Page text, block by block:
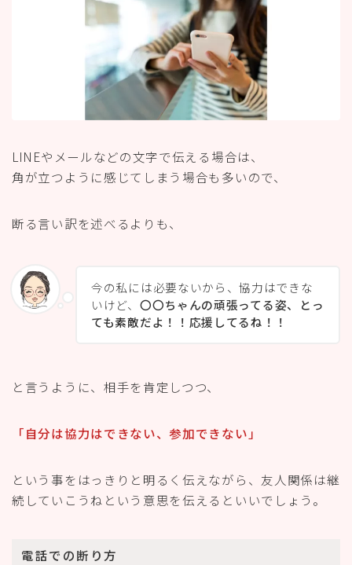
LINEやメールなどの文字で伝える場合は、
角が立つように感じてしまう場合も多いので、
断る言い訳を述べるよりも、
今の私には必要ないから、協力はできな
いけど、 〇〇ちゃんの頑張ってる姿、とっ
ても素敵だよ！！応援してるね！！
と言うように、相手を肯定しつつ、
「自分は協力はできない、参加できない」
という事をはっきりと明るく伝えながら、友人関係は継
続していこうねという意思を伝えるといいでしょう。
電話での断り方